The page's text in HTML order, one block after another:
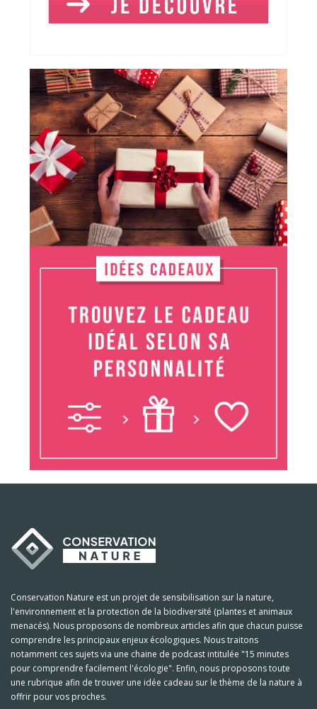
Conservation Nature est un projet de sensibilisation sur la nature,
l'environnement et la protection de la biodiversité (plantes et animaux
menacés). Nous proposons de nombreux articles afin que chacun puisse
comprendre les principaux enjeux écologiques. Nous traitons
notamment ces sujets via une chaine de podcast intitulée "15 minutes
pour comprendre facilement l'écologie". Enfin, nous proposons toute
une rubrique afin de trouver une idée cadeau sur le thème de la nature à
offrir pour vos proches.